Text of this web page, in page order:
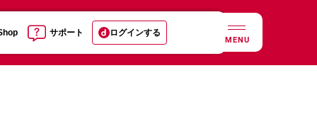
サポート ログインする
MENU